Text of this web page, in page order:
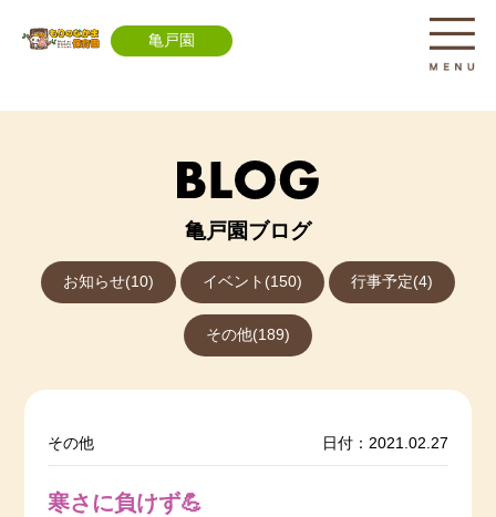
亀戸園
亀戸園ブログ
お知らせ(10) イベント(150) 行事予定(4)
その他(189)
その他 日付：2021.02.27
寒さに負けず💪